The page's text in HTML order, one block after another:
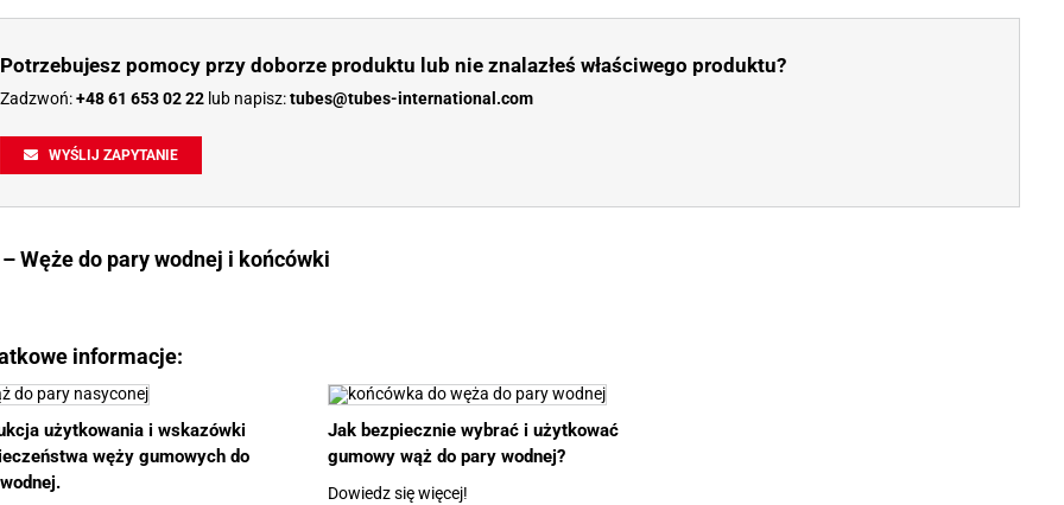
Potrzebujesz pomocy przy doborze produktu lub nie znalazłeś właściwego produktu?
Zadzwoń:+48 61 653 02 22 lub napisz:tubes@tubes-international.com
WYŚLIJ ZAPYTANIE
– Węże do pary wodnej i końcówki
informacje:
użytkowania i wskazówki
węży gumowych do
Jak bezpiecznie wybrać i użytkować
gumowy wąż do pary wodnej?
Dowiedz się więcej!